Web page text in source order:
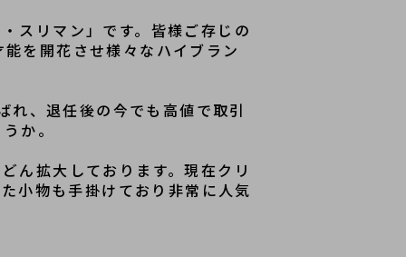
スリマン」です。皆様ご存じの
を開花させ様々なハイブラン
れ、退任後の今でも高値で取引
か。
ん拡大しております。現在クリ
小物も手掛けており非常に人気